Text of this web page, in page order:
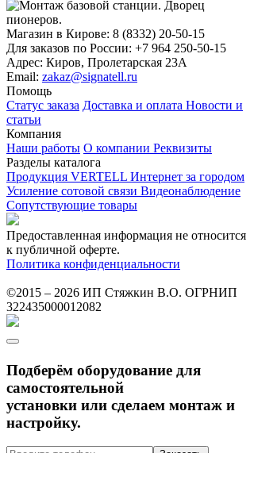
Магазин в Кирове: 8 (8332) 20-50-15
Для заказов по России: +7 964 250-50-15
Адрес: Киров, Пролетарская 23А
Email: zakaz@signatell.ru
Помощь
Статус заказа Доставка и оплата Новости и
статьи
Компания
Наши работы О компании Реквизиты
Разделы каталога
Продукция VERTELL Интернет за городом
Усиление сотовой связи Видеонаблюдение
Сопутствующие товары
Предоставленная информация не относится
к публичной оферте.
Политика конфиденциальности
©2015 – 2026 ИП Стяжкин В.О. ОГРНИП
322435000012082
Подберём оборудование для
самостоятельной
установки или сделаем монтаж и
настройку.